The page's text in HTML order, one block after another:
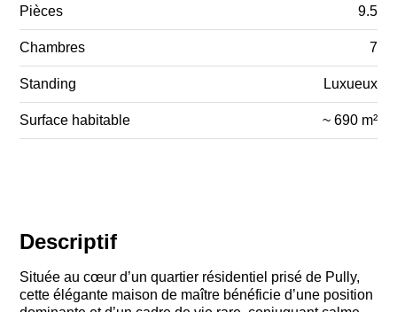
Descriptif
Située au cœur d’un quartier résidentiel prisé de Pully,
cette élégante maison de maître bénéficie d’une position
Pièces 9.5
Chambres 7
Standing Luxueux
Surface habitable ~ 690 m²